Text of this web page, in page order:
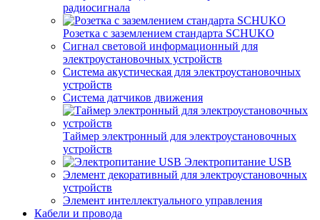
радиосигнала
Розетка с заземлением стандарта SCHUKO
Сигнал световой информационный для
электроустановочных устройств
Система акустическая для электроустановочных
устройств
Система датчиков движения
Таймер электронный для электроустановочных
устройств
Электропитание USB
Элемент декоративный для электроустановочных
устройств
Элемент интеллектуального управления
Кабели и провода